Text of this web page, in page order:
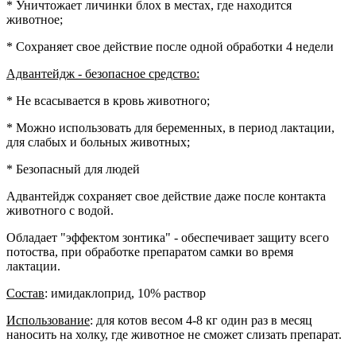
* Уничтожает личинки блох в местах, где находится
животное;
* Сохраняет свое действие после одной обработки 4 недели
Адвантейдж - безопасное средство:
* Не всасывается в кровь животного;
* Можно использовать для беременных, в период лактации,
для слабых и больных животных;
* Безопасный для людей
Адвантейдж сохраняет свое действие даже после контакта
животного с водой.
Обладает "эффектом зонтика" - обеспечивает защиту всего
потоства, при обработке препаратом самки во время
лактации.
Состав: имидаклоприд, 10% раствор
Использование: для котов весом 4-8 кг один раз в месяц
наносить на холку, где животное не сможет слизать препарат.